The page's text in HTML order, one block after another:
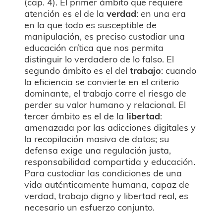
atención es el de laverdad: en una era
en la que todo es susceptible de
manipulación, es preciso custodiar una
educación crítica que nos permita
distinguir lo verdadero de lo falso. El
segundo ámbito es el deltrabajo: cuando
la eficiencia se convierte en el criterio
dominante, el trabajo corre el riesgo de
perder su valor humano y relacional. El
tercer ámbito es el de la libertad:
amenazada por las adicciones digitales y
la recopilación masiva de datos; su
defensa exige una regulación justa,
responsabilidad compartida y educación.
Para custodiar las condiciones de una
vida auténticamente humana, capaz de
verdad, trabajo digno y libertad real, es
necesario un esfuerzo conjunto.